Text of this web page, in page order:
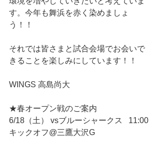
す。今年も舞浜を赤く染めましょ
う！！
それでは皆さまと試合会場でお会いで
きることを楽しみにしています！！
WINGS 高島尚大
★春オープン戦のご案内
6/18（土） vsブルーシャークス   11:00
キックオフ@三鷹大沢G